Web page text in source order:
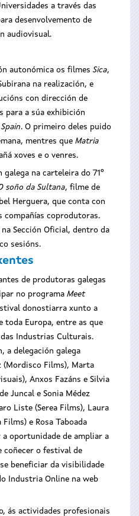
a través das
desenvolvemento de
audiovisual.
autonómica os filmes Sica,
na realización, e
con dirección de
para a súa exhibición
. O primeiro deles puido
mentres que Matria
xoves e o venres.
na carteleira do 71º
soño da Sultana, filme de
Herguera, que conta con
compañías coprodutoras.
Sección Oficial, dentro da
sesións.
de produtoras galegas
no programa Meet
donostiarra xunto a
toda Europa, entre as que
das Industrias Culturais.
a delegación galega
(Mordisco Films), Marta
Anxos Fazáns e Silvia
Juncal e Sonia Médez
Liste (Serea Films), Laura
e Rosa Taboada
oportunidade de ampliar a
coñecer o festival de
beneficiar da visibilidade
Industria Online na web
ás actividades profesionais